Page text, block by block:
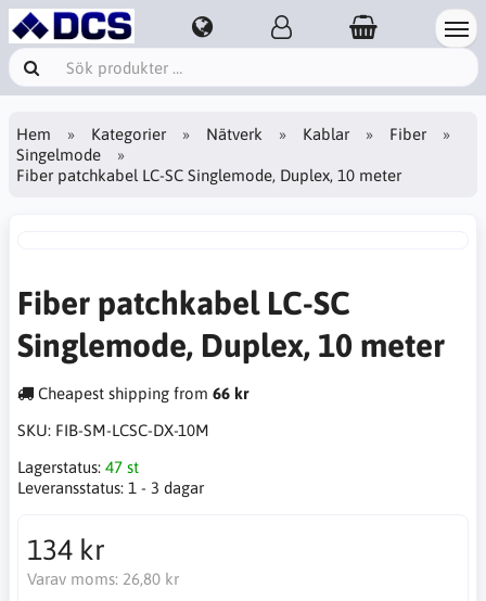
Hem Kategorier Nätverk Kablar
Fiber
Singelmode
Fiber patchkabel LC-SC Singlemode, Duplex, 10 meter
Fiber patchkabel LC-SC
Singlemode, Duplex, 10 meter
Cheapest shipping from 66 kr
SKU: FIB-SM-LCSC-DX-10M
Lagerstatus: 47 st
Leveransstatus: 1 - 3 dagar
134 kr
Varav moms: 26,80 kr